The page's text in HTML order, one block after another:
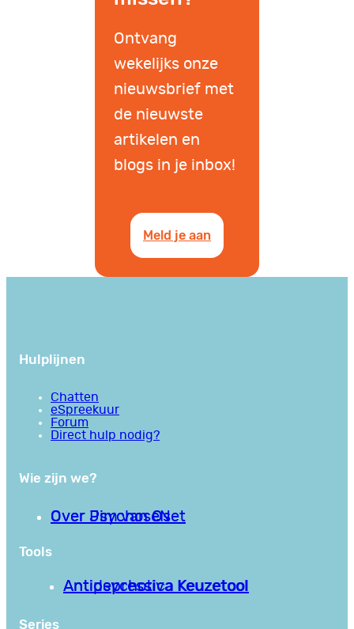
Ontvang
wekelijks onze
nieuwsbrief met
de nieuwste
artikelen en
blogs in je inbox!
Meld je aan
Hulplijnen
Chatten
eSpreekuur
Forum
Direct hulp nodig?
Wie zijn we?
Over PsychoseNet
Over Jim van Os
Tools
Antipsychotica Keuzetool
Antidepressiva Keuzetool
Series